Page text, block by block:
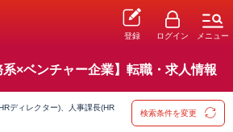
登録 ログイン メニュー
系×ベンチャー企業】転職・求人情報
ディレクター)、人事課長(HR
検索条件を変更